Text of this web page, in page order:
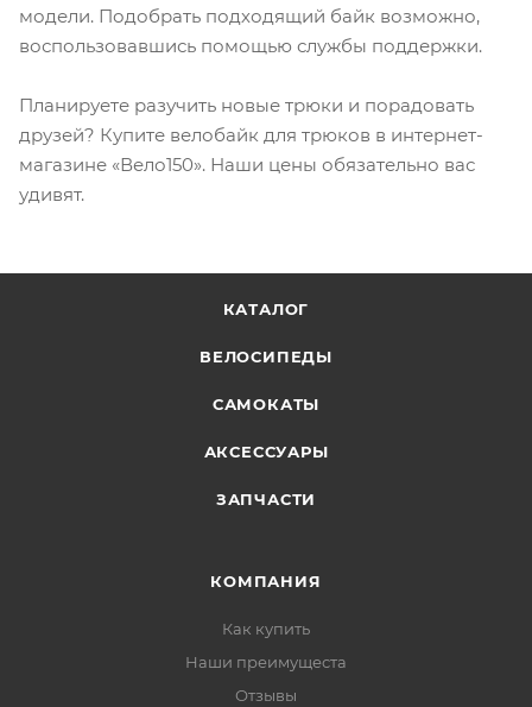
модели. Подобрать подходящий байк возможно,
воспользовавшись помощью службы поддержки.
Планируете разучить новые трюки и порадовать
друзей? Купите велобайк для трюков в интернет-
магазине «Вело150». Наши цены обязательно вас
удивят.
КАТАЛОГ
ВЕЛОСИПЕДЫ
САМОКАТЫ
АКСЕССУАРЫ
ЗАПЧАСТИ
КОМПАНИЯ
Как купить
Наши преимущеста
Отзывы